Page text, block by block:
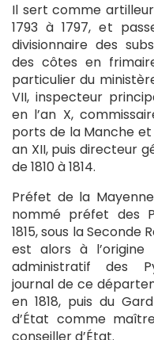
Il sert comme
1793 à 1797, et
divisionnaire des
des côtes en
particulier du
VII, inspecteur
en l’an X,
ports de la Manche
an XII, puis directeur
de 1810 à 1814.
Préfet de la
nommé préfet des
1815, sous la Seconde
est alors à
administratif des
journal de ce
en 1818, puis du
d’État comme